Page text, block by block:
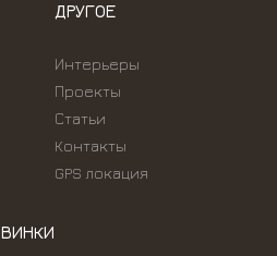
ДРУГОЕ
Интерьеры
Проекты
Статьи
Контакты
GPS локация